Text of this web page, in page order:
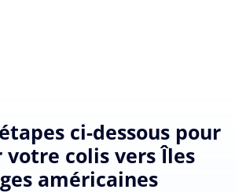
ci-dessous pour
votre colis vers Îles
américaines